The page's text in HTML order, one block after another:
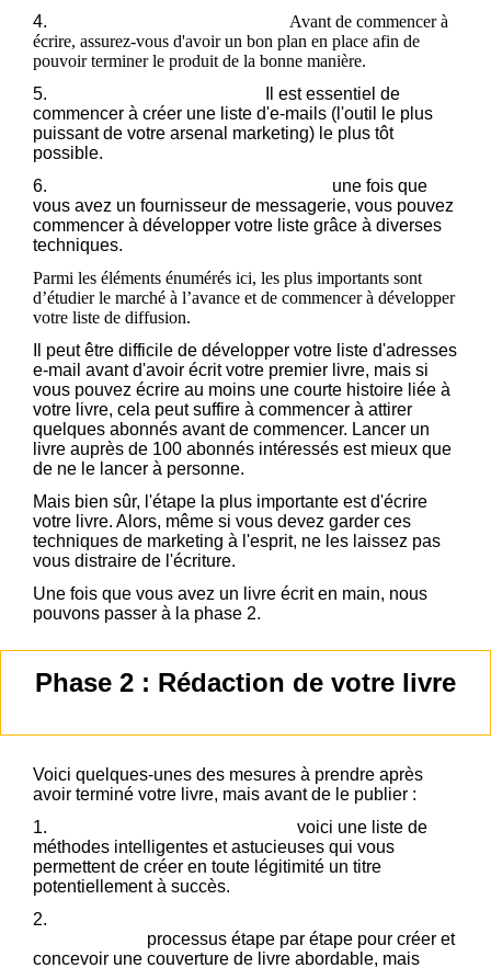
4.
Avant de commencer à
écrire, assurez-vous d'avoir un bon plan en place afin de
pouvoir terminer le produit de la bonne manière.
5.
Il est essentiel de
commencer à créer une liste d'e-mails (l'outil le plus
puissant de votre arsenal marketing) le plus tôt
possible.
6.
une fois que
vous avez un fournisseur de messagerie, vous pouvez
commencer à développer votre liste grâce à diverses
techniques.
Parmi les éléments énumérés ici, les plus importants sont
d’étudier le marché à l’avance et de commencer à développer
votre liste de diffusion.
Il peut être difficile de développer votre liste d'adresses
e-mail avant d'avoir écrit votre premier livre, mais si
vous pouvez écrire au moins une courte histoire liée à
votre livre, cela peut suffire à commencer à attirer
quelques abonnés avant de commencer. Lancer un
livre auprès de 100 abonnés intéressés est mieux que
de ne le lancer à personne.
Mais bien sûr, l'étape la plus importante est d'écrire
votre livre. Alors, même si vous devez garder ces
techniques de marketing à l'esprit, ne les laissez pas
vous distraire de l'écriture.
Une fois que vous avez un livre écrit en main, nous
pouvons passer à la phase 2.
Phase 2 : Rédaction de votre livre
Voici quelques-unes des mesures à prendre après
avoir terminé votre livre, mais avant de le publier :
1.
voici une liste de
méthodes intelligentes et astucieuses qui vous
permettent de créer en toute légitimité un titre
potentiellement à succès.
2.
processus étape par étape pour créer et
concevoir une couverture de livre abordable, mais